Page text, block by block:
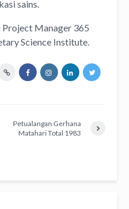
sains.
Project Manager 365
Science Institute
Petualangan Gerhana
Matahari Total 1983